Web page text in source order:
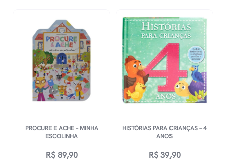
Novinhos
quantidade
quantidade
PROCURE E ACHE – MINHA
ESCOLINHA
R$89,90
HISTÓRIAS PARA CRIANÇAS – 4
ANOS
R$39,90